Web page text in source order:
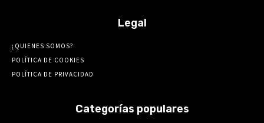
Legal
¿QUIENES SOMOS?
POLÍTICA DE COOKIES
POLÍTICA DE PRIVACIDAD
Categorías populares